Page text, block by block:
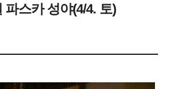
파스카 성야(4/4. 토)